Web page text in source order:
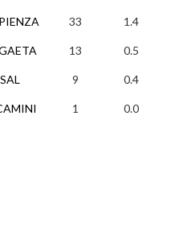
33 1.4
13 0.5
9 0.4
1 0.0